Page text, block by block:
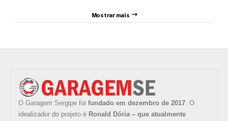
Mostrar mais
O Garagem Sergipe foi fundado em dezembro de 2017. O
idealizador do projeto é Ronald Dória – que atualmente